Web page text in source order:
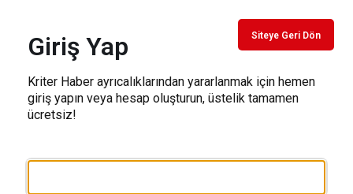
Siteye Geri Dön
Giriş Yap
Kriter Haber ayrıcalıklarından yararlanmak için hemen
giriş yapın veya hesap oluşturun, üstelik tamamen
ücretsiz!